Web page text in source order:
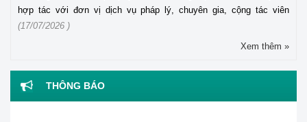
hợp tác với đơn vị dịch vụ pháp lý, chuyên gia, cộng tác viên
(17/07/2026 )
Xem thêm »
THÔNG BÁO